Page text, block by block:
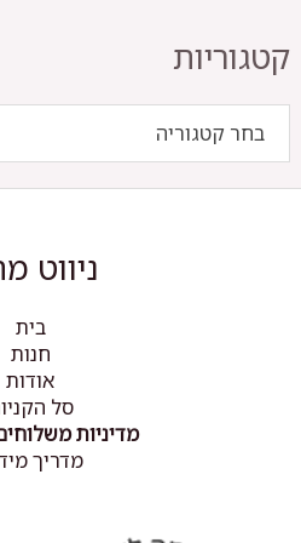
קטגוריות
בחר קטגוריה
ניווט
בית
חנות
אודות
סל
מדיניות
מדריך